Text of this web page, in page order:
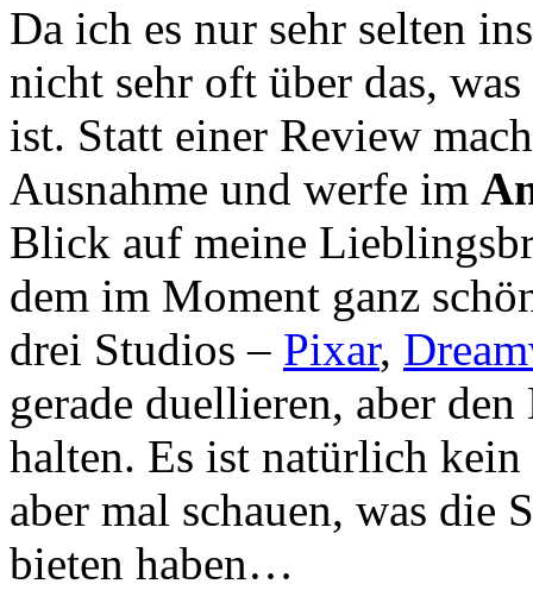
Da ich es nur sehr selten
nicht sehr oft über das,
ist. Statt einer Review
Ausnahme und werfe im
Blick auf meine
dem im Moment ganz
drei Studios – Pixar,
gerade duellieren, aber
halten. Es ist natürlich
aber mal schauen, was die
bieten haben…